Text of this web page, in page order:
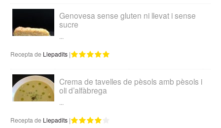
Genovesa sense gluten ni llevat i sense
sucre
...
Recepta de Llepadits |
Crema de tavelles de pèsols amb pèsols i
oli d’alfàbrega
...
Recepta de Llepadits |